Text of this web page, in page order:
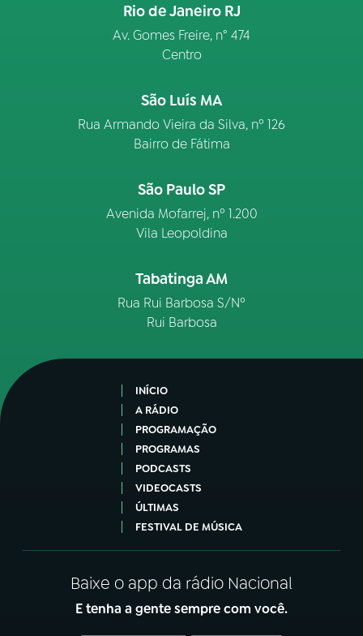
Rio de Janeiro RJ
Av. Gomes Freire, n° 474
Centro
São Luís MA
Rua Armando Vieira da Silva, nº 126
Bairro de Fátima
São Paulo SP
Avenida Mofarrej, nº 1.200
Vila Leopoldina
Tabatinga AM
Rua Rui Barbosa S/Nº
Rui Barbosa
INÍCIO
A RÁDIO
PROGRAMAÇÃO
PROGRAMAS
PODCASTS
VIDEOCASTS
ÚLTIMAS
FESTIVAL DE MÚSICA
Baixe o app da rádio Nacional
E tenha a gente sempre com você.